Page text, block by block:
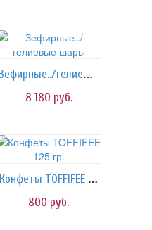
Зефирные../гелиевые шары
8 180 руб.
Конфеты TOFFIFEE 125 гр.
800 руб.